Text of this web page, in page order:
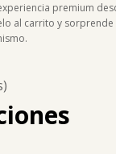
premium
al carrito y